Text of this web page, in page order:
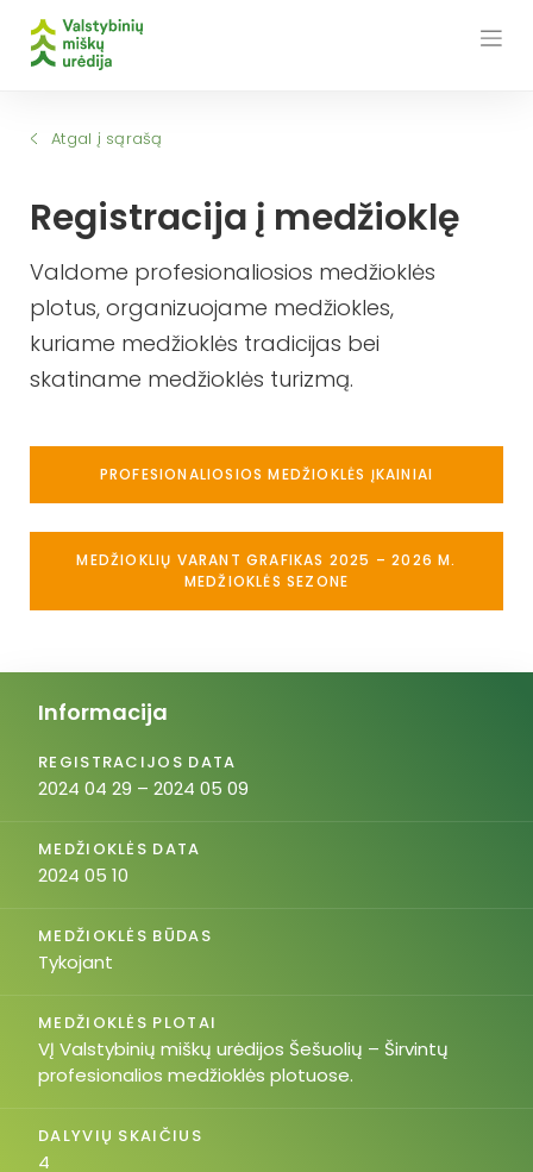
Atgal į sąrašą
Registracija į medžioklę
Valdome profesionaliosios medžioklės
plotus, organizuojame medžiokles,
kuriame medžioklės tradicijas bei
skatiname medžioklės turizmą.
PROFESIONALIOSIOS MEDŽIOKLĖS ĮKAINIAI
MEDŽIOKLIŲ VARANT GRAFIKAS 2025 – 2026 M.
MEDŽIOKLĖS SEZONE
Informacija
REGISTRACIJOS DATA
2024 04 29 – 2024 05 09
MEDŽIOKLĖS DATA
2024 05 10
MEDŽIOKLĖS BŪDAS
Tykojant
MEDŽIOKLĖS PLOTAI
VĮ Valstybinių miškų urėdijos Šešuolių – Širvintų
profesionalios medžioklės plotuose.
DALYVIŲ SKAIČIUS
4